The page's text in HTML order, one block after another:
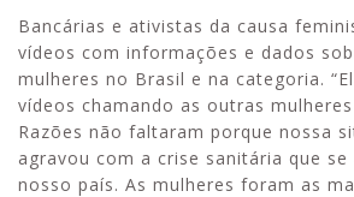
Bancárias e ativistas da causa
vídeos com informações e dados
mulheres no Brasil e na categoria.
vídeos chamando as outras
Razões não faltaram porque nossa
agravou com a crise sanitária que se
nosso país. As mulheres foram as